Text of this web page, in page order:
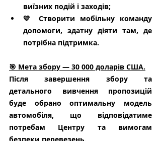
виїзних подій і заходів;
💛 Створити мобільну команду
допомоги, здатну діяти там, де
потрібна підтримка.
🎯 Мета збору — 30 000 доларів США.
Після завершення збору та
детального вивчення пропозицій
буде обрано оптимальну модель
автомобіля, що відповідатиме
потребам Центру та вимогам